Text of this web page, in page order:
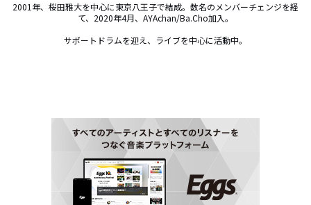
2001年、桜田雅大を中心に東京八王子で結成。数名のメンバーチェンジを経
て、2020年4月、AYAchan/Ba.Cho加入。
サポートドラムを迎え、ライブを中心に活動中。